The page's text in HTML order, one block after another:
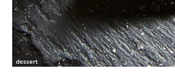
dessert